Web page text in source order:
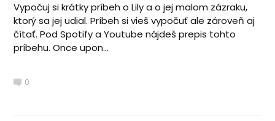
Vypočuj si krátky príbeh o Lily a o jej malom zázraku,
ktorý sa jej udial. Príbeh si vieš vypočuť ale zároveň aj
čítať. Pod Spotify a Youtube nájdeš prepis tohto
príbehu. Once upon...
0